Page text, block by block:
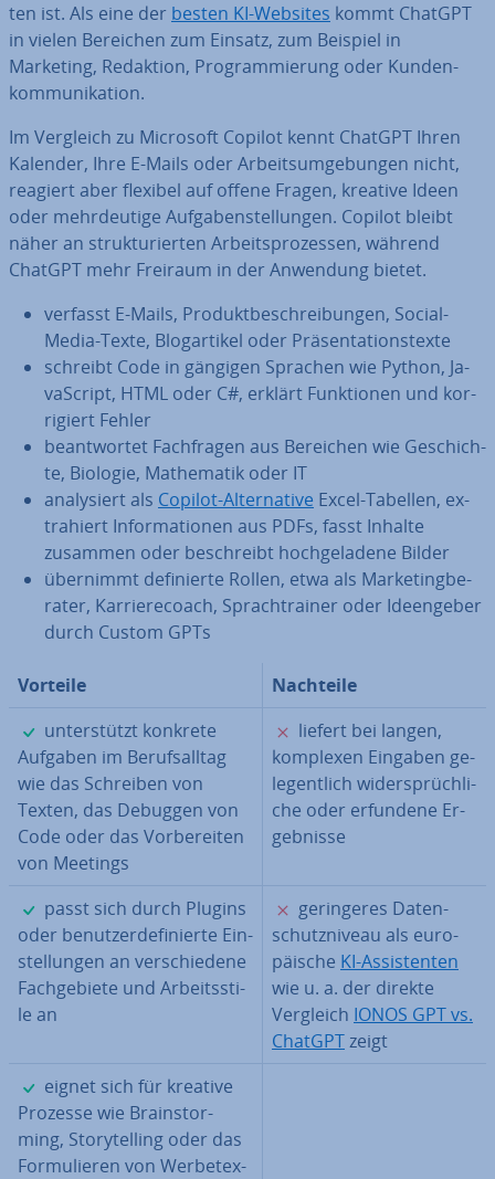
ten ist. Als eine der besten KI-Websites kommt ChatGPT
in vielen Bereichen zum Einsatz, zum Beispiel in
Marketing, Redaktion, Pro­gram­mie­rung oder Kun­den­
kom­mu­ni­ka­ti­on.
Im Vergleich zu Microsoft Copilot kennt ChatGPT Ihren
Kalender, Ihre E-Mails oder Ar­beits­um­ge­bun­gen nicht,
reagiert aber flexibel auf offene Fragen, kreative Ideen
oder mehr­deu­ti­ge Auf­ga­ben­stel­lun­gen. Copilot bleibt
näher an struk­tu­rier­ten Ar­beits­pro­zes­sen, während
ChatGPT mehr Freiraum in der Anwendung bietet.
verfasst E-Mails, Pro­dukt­be­schrei­bun­gen, Social-
Media-Texte, Blog­ar­ti­kel oder Prä­sen­ta­ti­ons­tex­te
schreibt Code in gängigen Sprachen wie Python, Ja­
va­Script, HTML oder C#, erklärt Funk­tio­nen und kor­
ri­giert Fehler
be­ant­wor­tet Fach­fra­gen aus Bereichen wie Ge­schich­
te, Biologie, Ma­the­ma­tik oder IT
ana­ly­siert als Copilot-Al­ter­na­ti­ve Excel-Tabellen, ex­
tra­hiert In­for­ma­tio­nen aus PDFs, fasst Inhalte
zusammen oder be­schreibt hoch­ge­la­de­ne Bilder
übernimmt de­fi­nier­te Rollen, etwa als Mar­ke­ting­be­
ra­ter, Kar­rie­re­coach, Sprach­trai­ner oder Ideen­ge­ber
durch Custom GPTs
Vorteile
Nachteile
✓
un­ter­stützt konkrete
Aufgaben im Be­rufs­all­tag
wie das Schreiben von
Texten, das Debuggen von
Code oder das Vor­be­rei­ten
von Meetings
✗
liefert bei langen,
komplexen Eingaben ge­
le­gent­lich wi­der­sprüch­li­
che oder erfundene Er­
geb­nis­se
✓
passt sich durch Plugins
oder be­nut­zer­de­fi­nier­te Ein­
stel­lun­gen an ver­schie­de­ne
Fach­ge­bie­te und Ar­beits­sti­
le an
✗
ge­rin­ge­res Da­ten­
schutz­ni­veau als eu­ro­
päi­sche KI-As­sis­ten­ten
wie u. a. der direkte
Vergleich IONOS GPT vs.
ChatGPTzeigt
✓
eignet sich für kreative
Prozesse wie Brain­stor­
ming, Sto­rytel­ling oder das
For­mu­lie­ren von Wer­be­tex­